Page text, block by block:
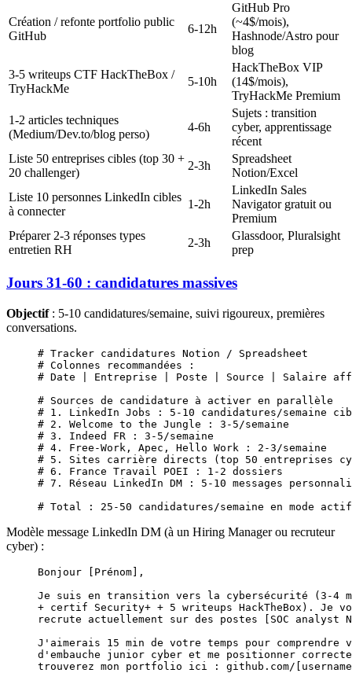
Création / refonte portfolio public
GitHub
6-12h
GitHub Pro
(~4$/mois),
Hashnode/Astro pour
blog
3-5 writeups CTF HackTheBox /
TryHackMe
5-10h
HackTheBox VIP
(14$/mois),
TryHackMe Premium
1-2 articles techniques
(Medium/Dev.to/blog perso)
4-6h
Sujets : transition
cyber, apprentissage
récent
Liste 50 entreprises cibles (top 30 +
20 challenger)
2-3h
Spreadsheet
Notion/Excel
Liste 10 personnes LinkedIn cibles
à connecter
1-2h
LinkedIn Sales
Navigator gratuit ou
Premium
Préparer 2-3 réponses types
entretien RH
2-3h
Glassdoor, Pluralsight
prep
Jours 31-60 : candidatures massives
Objectif: 5-10 candidatures/semaine, suivi rigoureux, premières
conversations.
# Tracker candidatures Notion / Spreadsheet
# Colonnes recommandées :
# Date | Entreprise | Poste | Source | Salaire
# Sources de candidature à activer en parallèle
# 1. LinkedIn Jobs : 5-10 candidatures/semaine
# 2. Welcome to the Jungle : 3-5/semaine
# 3. Indeed FR : 3-5/semaine
# 4. Free-Work, Apec, Hello Work : 2-3/semaine
# 5. Sites carrière directs (top 50 entreprises
# 6. France Travail POEI : 1-2 dossiers
# 7. Réseau LinkedIn DM : 5-10 messages
# Total : 25-50 candidatures/semaine en mode actif
Modèle message LinkedIn DM (à un Hiring Manager ou recruteur
cyber) :
Bonjour [Prénom],
Je suis en transition vers la cybersécurité (3-4
+ certif Security+ + 5 writeups HackTheBox). Je
recrute actuellement sur des postes [SOC analyst
J'aimerais 15 min de votre temps pour
d'embauche junior cyber et me positionner
trouverez mon portfolio ici : github.com/